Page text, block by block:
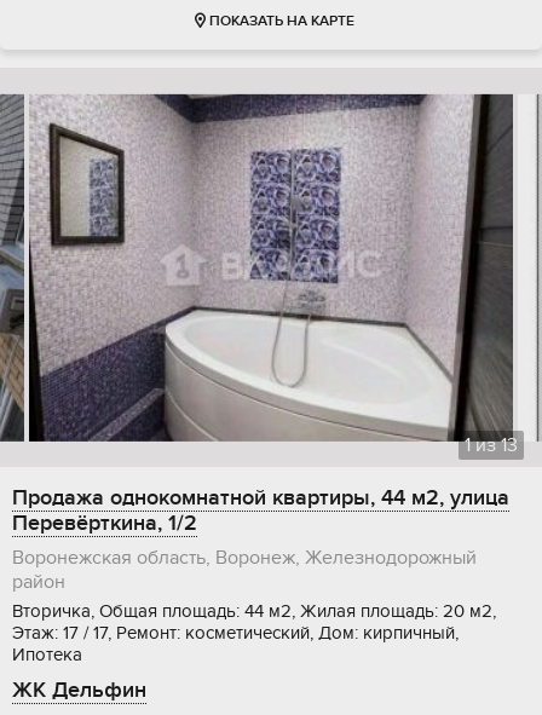
ПОКАЗАТЬ НА КАРТЕ
1из13
Продажа однокомнатной квартиры, 44 м2, улица
Перевёрткина, 1/2
Воронежская область, Воронеж, Железнодорожный
район
Вторичка, Общая площадь: 44 м2, Жилая площадь: 20 м2,
Этаж: 17 / 17, Ремонт: косметический, Дом: кирпичный,
Ипотека
ЖК Дельфин